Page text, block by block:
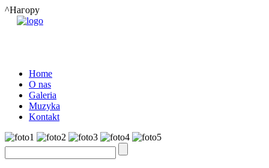
^Нагору
Home
O nas
Galeria
Muzyka
Kontakt